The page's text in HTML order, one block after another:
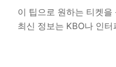
이 팁으로 원하는 티켓
최신 정보는 KBO나 인